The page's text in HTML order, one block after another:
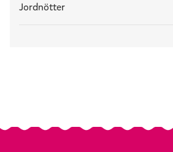
Jordnötter